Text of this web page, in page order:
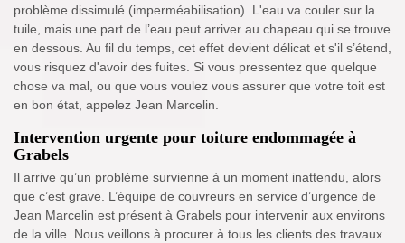
problème dissimulé (imperméabilisation). L'eau va couler sur la
tuile, mais une part de l’eau peut arriver au chapeau qui se trouve
en dessous. Au fil du temps, cet effet devient délicat et s'il s’étend,
vous risquez d'avoir des fuites. Si vous pressentez que quelque
chose va mal, ou que vous voulez vous assurer que votre toit est
en bon état, appelez Jean Marcelin.
Intervention urgente pour toiture endommagée à
Grabels
Il arrive qu’un problème survienne à un moment inattendu, alors
que c’est grave. L’équipe de couvreurs en service d’urgence de
Jean Marcelin est présent à Grabels pour intervenir aux environs
de la ville. Nous veillons à procurer à tous les clients des travaux